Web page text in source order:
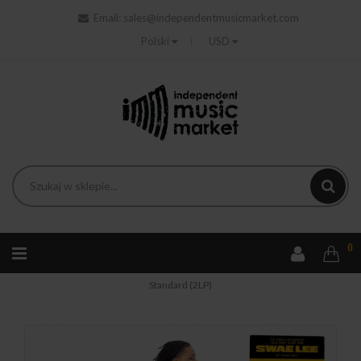
Email:
sales@independentmusicmarket.com
Polski
USD
0
Swae Lee - Same Difference
Standard (2LP)